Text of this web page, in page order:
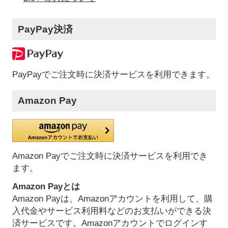
PayPay決済
PayPayでご注文時に決済サービスを利用できます。
Amazon Pay
Amazon Payでご注文時に決済サービスを利用でき
ます。
Amazon Payとは
Amazon Payは、Amazonアカウントを利用して、購
入代金やサービス利用料などのお支払いができる決
済サービスです。Amazonアカウントでログインす